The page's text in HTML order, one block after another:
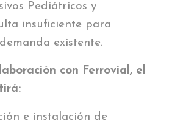
Pediátricos y
insuficiente para
existente.
con Ferrovial, el
e instalación de